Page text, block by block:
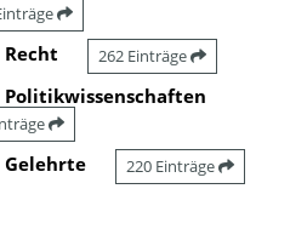
Recht 262 Einträge
Politikwissenschaften
Gelehrte 220 Einträge